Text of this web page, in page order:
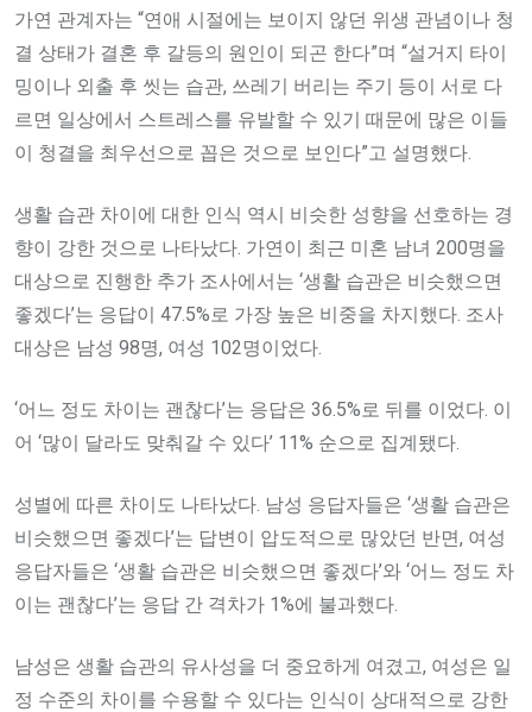
가연 관계자는 “연애 시절에는 보이지 않던 위생 관념이나 청
결 상태가 결혼 후 갈등의 원인이 되곤 한다”며 “설거지 타이
밍이나 외출 후 씻는 습관, 쓰레기 버리는 주기 등이 서로 다
르면 일상에서 스트레스를 유발할 수 있기 때문에 많은 이들
이 청결을 최우선으로 꼽은 것으로 보인다”고 설명했다.
생활 습관 차이에 대한 인식 역시 비슷한 성향을 선호하는 경
향이 강한 것으로 나타났다. 가연이 최근 미혼 남녀 200명을
대상으로 진행한 추가 조사에서는 ‘생활 습관은 비슷했으면
좋겠다’는 응답이 47.5%로 가장 높은 비중을 차지했다. 조사
대상은 남성 98명, 여성 102명이었다.
‘어느 정도 차이는 괜찮다’는 응답은 36.5%로 뒤를 이었다. 이
어 ‘많이 달라도 맞춰갈 수 있다’ 11% 순으로 집계됐다.
성별에 따른 차이도 나타났다. 남성 응답자들은 ‘생활 습관은
비슷했으면 좋겠다’는 답변이 압도적으로 많았던 반면, 여성
응답자들은 ‘생활 습관은 비슷했으면 좋겠다’와 ‘어느 정도 차
이는 괜찮다’는 응답 간 격차가 1%에 불과했다.
남성은 생활 습관의 유사성을 더 중요하게 여겼고, 여성은 일
정 수준의 차이를 수용할 수 있다는 인식이 상대적으로 강한